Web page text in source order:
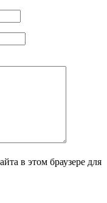
в этом браузере для